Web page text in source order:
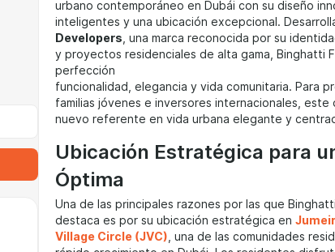
urbano contemporáneo en Dubái con su diseño
inteligentes y una ubicación excepcional.
Developers , una marca reconocida por su
y proyectos residenciales de alta gama, Binghatti
perfección
funcionalidad, elegancia y vida comunitaria. Para
familias jóvenes e inversores internacionales,
nuevo referente en vida urbana elegante y
Ubicación Estratégica para
Óptima
Una de las principales razones por las que
destaca es por su ubicación estratégica en
Village Circle (JVC), una de las comunidades